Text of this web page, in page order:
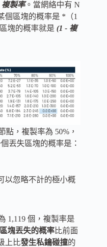
複製率。當網絡中有 N
個區塊的概率是 *（1
塊的概率就是 (1 - 複
點，複製率為 50%，
丟失區塊的概率是：
以忽略不計的極小概
1,119 個，複製率是
區塊丟失的概率比前面
上比發生私鑰碰撞的